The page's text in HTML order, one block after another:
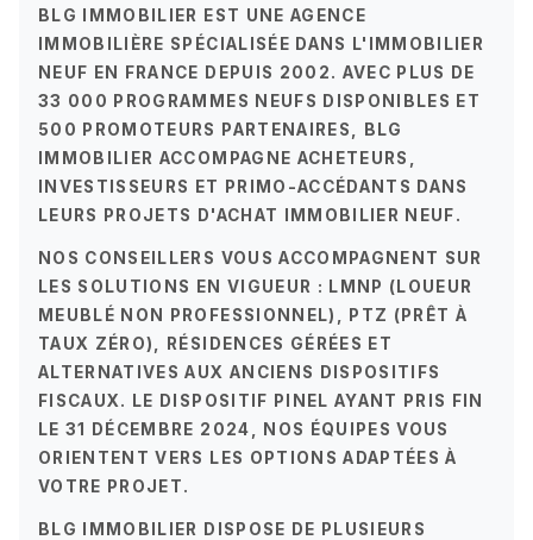
BLG IMMOBILIER EST UNE AGENCE
IMMOBILIÈRE SPÉCIALISÉE DANS L'
IMMOBILIER
NEUF EN FRANCE DEPUIS 2002. AVEC PLUS DE
33 000 PROGRAMMES NEUFS DISPONIBLES ET
500 PROMOTEURS PARTENAIRES
, BLG
IMMOBILIER ACCOMPAGNE ACHETEURS,
INVESTISSEURS ET PRIMO-ACCÉDANTS DANS
LEURS PROJETS D'ACHAT IMMOBILIER NEUF.
NOS CONSEILLERS VOUS ACCOMPAGNENT SUR
LES SOLUTIONS EN VIGUEUR : LMNP (LOUEUR
MEUBLÉ NON PROFESSIONNEL)
PTZ (PRÊT À
TAUX ZÉRO)
, RÉSIDENCES GÉRÉES ET
ALTERNATIVES AUX ANCIENS DISPOSITIFS
FISCAUX. LE DISPOSITIF PINEL AYANT PRIS FIN
LE 31 DÉCEMBRE 2024, NOS ÉQUIPES VOUS
ORIENTENT VERS LES OPTIONS ADAPTÉES À
VOTRE PROJET.
BLG IMMOBILIER DISPOSE DE PLUSIEURS